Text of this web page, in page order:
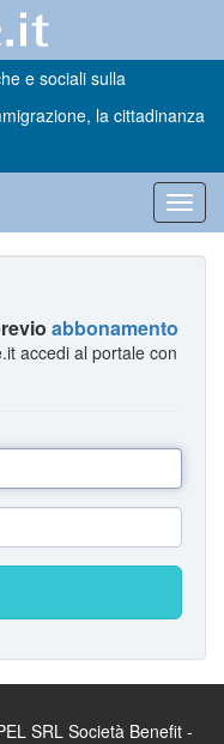
e sociali sulla
la cittadinanza
abbonamento
accedi al portale con
SRL Società Benefit -